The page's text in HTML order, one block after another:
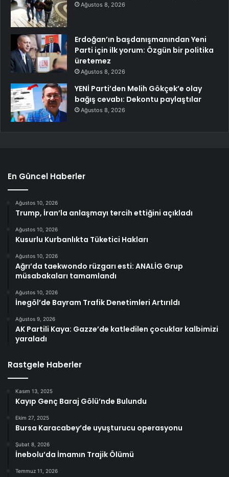
Ağustos 8, 2026
Erdoğan’ın başdanışmanından Yeni
Parti için ilk yorum: Özgün bir politika
üretemez
Ağustos 8, 2026
YENİ Parti’den Melih Gökçek’e olay
bağış cevabı: Dekontu paylaştılar
Ağustos 8, 2026
En Güncel Haberler
Ağustos 10, 2026
Trump, İran’la anlaşmayı tercih ettiğini açıkladı
Ağustos 10, 2026
Kusurlu Kurbanlıkta Tüketici Hakları
Ağustos 10, 2026
Ağrı’da taekwondo rüzgarı esti: ANALİG Grup
müsabakaları tamamlandı
Ağustos 10, 2026
İnegöl’de Bayram Trafik Denetimleri Artırıldı
Ağustos 9, 2026
AK Partili Kaya: Gazze’de katledilen çocuklar kalbimizi
yaraladı
Rastgele Haberler
Kasım 13, 2025
Kayıp Genç Baraj Gölü’nde Bulundu
Ekim 27, 2025
Bursa Karacabey’de uyuşturucu operasyonu
Şubat 8, 2026
İnebolu’da İmamın Trajik Ölümü
Temmuz 11, 2026